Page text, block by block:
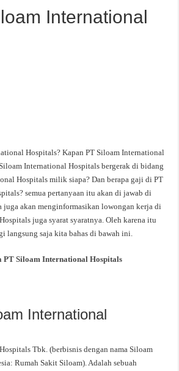
International
Hospitals? Kapan PT Siloam International
International Hospitals bergerak di bidang
Hospitals milik siapa? Dan berapa gaji di PT
semua pertanyaan itu akan di jawab di
akan menginformasikan lowongan kerja di
juga syarat syaratnya. Oleh karena itu
langsung saja kita bahas di bawah ini.
PT Siloam International Hospitals
International
Tbk. (berbisnis dengan nama Siloam
Rumah Sakit Siloam). Adalah sebuah